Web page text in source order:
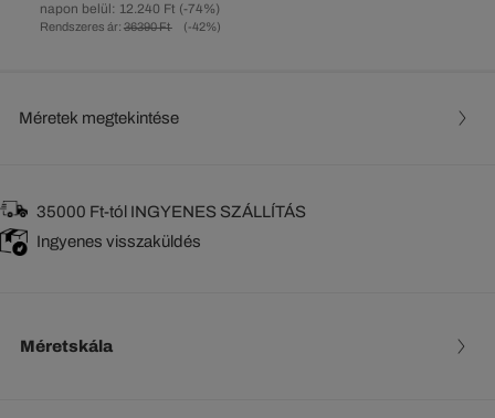
Rendszeres ár: 36390 Ft (-42%)
napon belül: 12.240 Ft (-74%)
Méretek megtekintése
35000 Ft-tól INGYENES SZÁLLÍTÁS
Ingyenes visszaküldés
Méretskála